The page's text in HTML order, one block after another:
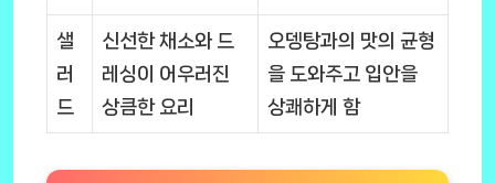
샐
러
드
신선한 채소와 드
레싱이 어우러진
상큼한 요리
오뎅탕과의 맛의 균형
을 도와주고 입안을
상쾌하게 함